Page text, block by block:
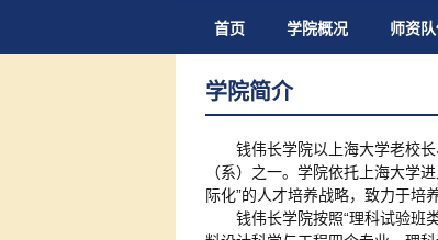
首页 学院概况 师资
学院简介
钱伟长学院以上海大学老校
（系）之一。学院依托上海大学
际化”的人才培养战略，致力于培
钱伟长学院按照“理科试验班